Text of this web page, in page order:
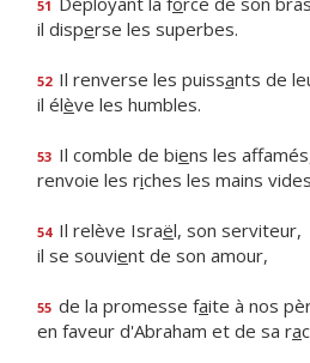
51
il disperse les superbes.
52 Il renverse les puissants de
il élève les humbles.
53 Il comble de biens les
renvoie les riches les mains
54 Il relève Israël, son serviteur,
il se souvient de son amour,
55 de la promesse faite à nos
en faveur d'Abraham et de sa ra